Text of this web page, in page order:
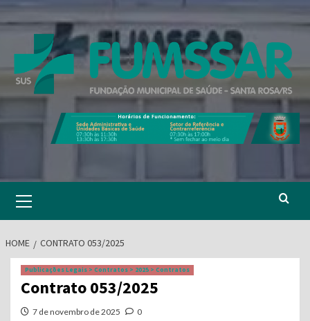
to
Menu
HOME CONTRATO 053/2025
Publicações Legais > Contratos > 2025 > Contratos
Contrato 053/2025
7 de novembro de 2025 0